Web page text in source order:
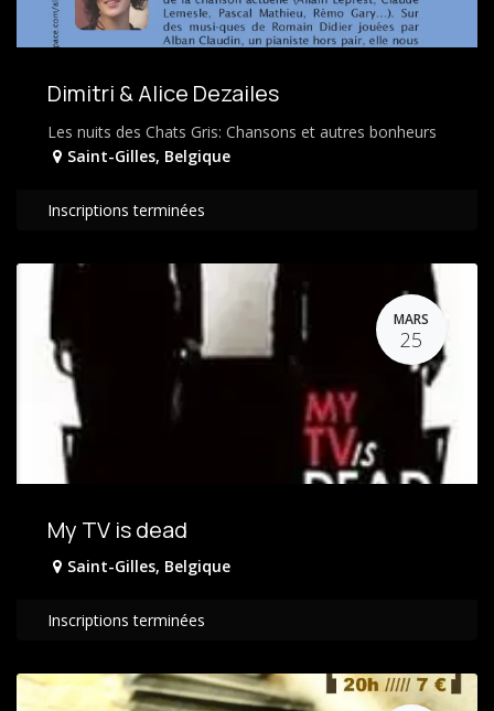
Dimitri & Alice Dezailes
Les nuits des Chats Gris: Chansons et autres bonheurs
Saint-Gilles, Belgique
Inscriptions terminées
MARS
25
My TV is dead
Saint-Gilles, Belgique
Inscriptions terminées